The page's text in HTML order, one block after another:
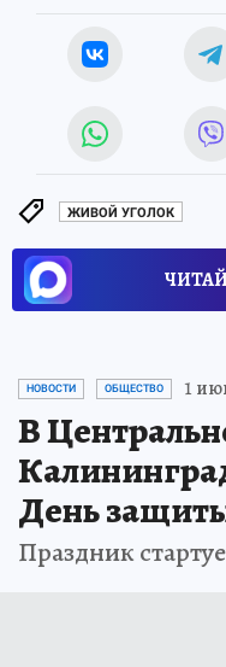
ЖИВОЙ УГОЛОК
НОВОСТИ ОБЩЕСТВО 1
В
День
Праздник